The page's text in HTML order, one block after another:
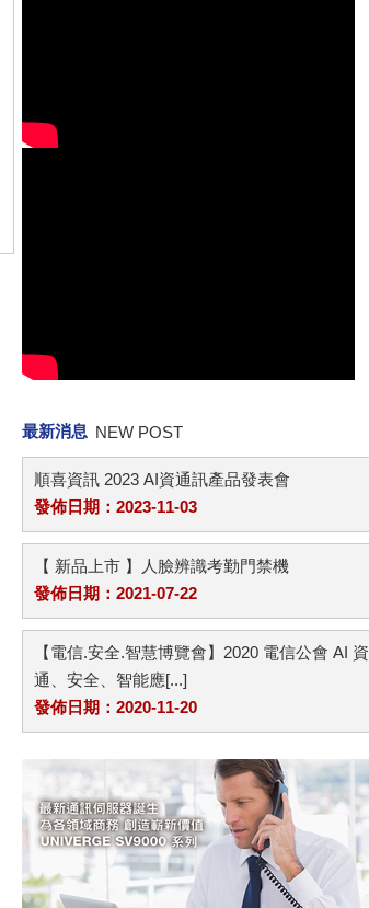
最新消息 NEW POST
順喜資訊 2023 AI資通訊產品發表會
發佈日期：2023-11-03
【 新品上市 】人臉辨識考勤門禁機
發佈日期：2021-07-22
【電信.安全.智慧博覽會】2020 電信公會 AI 資
通、安全、智能應[...]
發佈日期：2020-11-20